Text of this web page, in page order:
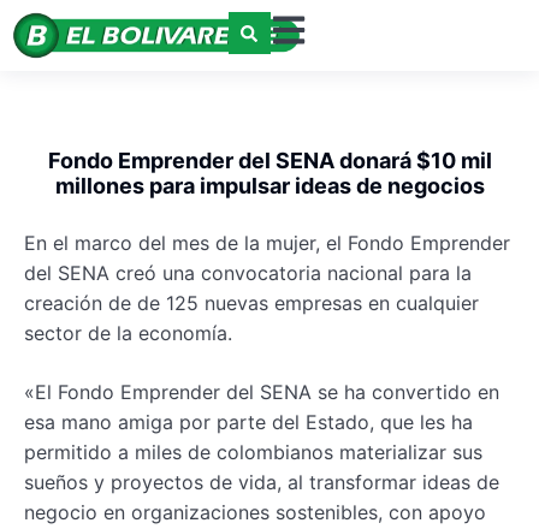
Fondo Emprender del SENA donará $10 mil
millones para impulsar ideas de negocios
En el marco del mes de la mujer, el Fondo Emprender
del SENA creó una convocatoria nacional para la
creación de de 125 nuevas empresas en cualquier
sector de la economía.
«El Fondo Emprender del SENA se ha convertido en
esa mano amiga por parte del Estado, que les ha
permitido a miles de colombianos materializar sus
sueños y proyectos de vida, al transformar ideas de
negocio en organizaciones sostenibles, con apoyo